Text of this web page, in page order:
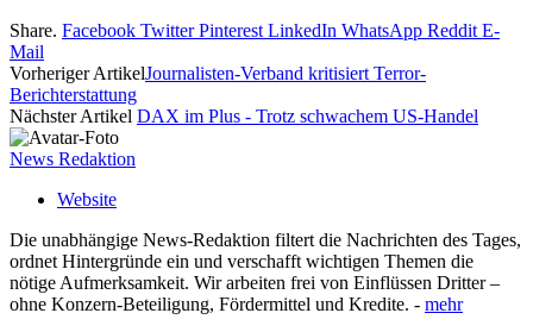
Share. Facebook Twitter Pinterest LinkedIn WhatsApp Reddit E-
Mail
Vorheriger ArtikelJournalisten-Verband kritisiert Terror-
Berichterstattung
Nächster Artikel DAX im Plus - Trotz schwachem US-Handel
News Redaktion
Website
Die unabhängige News-Redaktion filtert die Nachrichten des Tages,
ordnet Hintergründe ein und verschafft wichtigen Themen die
nötige Aufmerksamkeit. Wir arbeiten frei von Einflüssen Dritter –
ohne Konzern-Beteiligung, Fördermittel und Kredite. - mehr